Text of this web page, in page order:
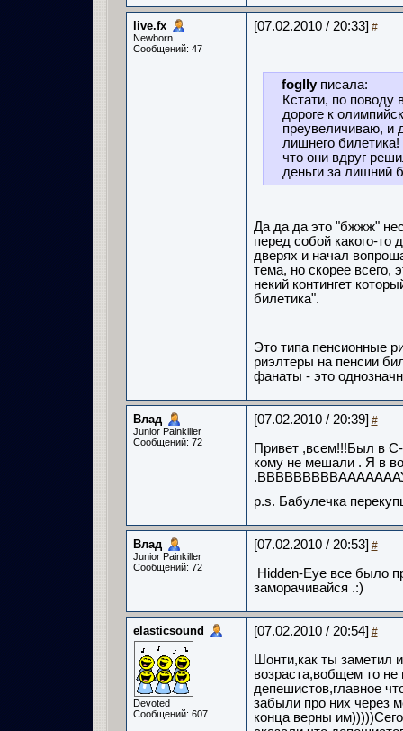
live.fx
Newborn
Сообщений: 47
[07.02.2010 / 20:33] #
fogllyписала:
Кстати, по поводу
дороге к
преувеличиваю, и
лишнего
что они вдруг
деньги за лишний
Да да да это "бжжж"
перед собой какого-то
дверях и начал
тема, но скорее всего,
некий контингет
билетика".
Это типа пенсионные
риэлтеры на пенсии
фанаты - это
Влад
Junior Painkiller
Сообщений: 72
[07.02.2010 / 20:39] #
Привет ,всем!!!Был в
кому не мешали . Я в
p.s. Бабулечка
Влад
Junior Painkiller
Сообщений: 72
[07.02.2010 / 20:53] #
Hidden-Eye все было
заморачивайся .:)
elasticsound
Devoted
Сообщений: 607
[07.02.2010 / 20:54] #
Шонти,как ты заметил
возраста,вобщем то не
депешистов,главное
забыли про них через
конца верны